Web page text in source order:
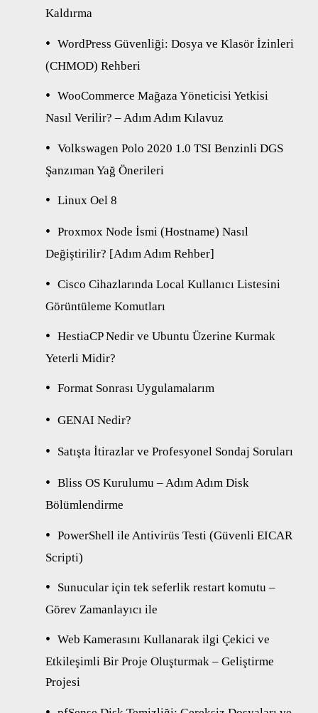
Kaldırma
WordPress Güvenliği: Dosya ve Klasör İzinleri
(CHMOD) Rehberi
WooCommerce Mağaza Yöneticisi Yetkisi
Nasıl Verilir? – Adım Adım Kılavuz
Volkswagen Polo 2020 1.0 TSI Benzinli DGS
Şanzıman Yağ Önerileri
Linux Oel 8
Proxmox Node İsmi (Hostname) Nasıl
Değiştirilir? [Adım Adım Rehber]
Cisco Cihazlarında Local Kullanıcı Listesini
Görüntüleme Komutları
HestiaCP Nedir ve Ubuntu Üzerine Kurmak
Yeterli Midir?
Format Sonrası Uygulamalarım
GENAI Nedir?
Satışta İtirazlar ve Profesyonel Sondaj Soruları
Bliss OS Kurulumu – Adım Adım Disk
Bölümlendirme
PowerShell ile Antivirüs Testi (Güvenli EICAR
Scripti)
Sunucular için tek seferlik restart komutu –
Görev Zamanlayıcı ile
Web Kamerasını Kullanarak ilgi Çekici ve
Etkileşimli Bir Proje Oluşturmak – Geliştirme
Projesi